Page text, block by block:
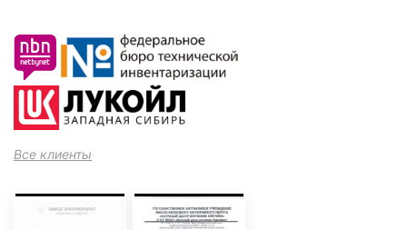
Все клиенты